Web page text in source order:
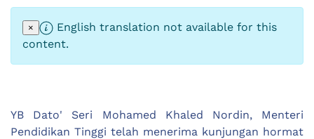
×
English translation not available for this
content.
YB Dato' Seri Mohamed Khaled Nordin, Menteri
Pendidikan Tinggi telah menerima kunjungan hormat